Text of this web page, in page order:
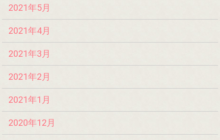
2021年5月
2021年4月
2021年3月
2021年2月
2021年1月
2020年12月